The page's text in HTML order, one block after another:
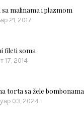
malinama i plazmom
21, 2017
fileti soma
17, 2014
torta sa žele bombonama
03, 2024